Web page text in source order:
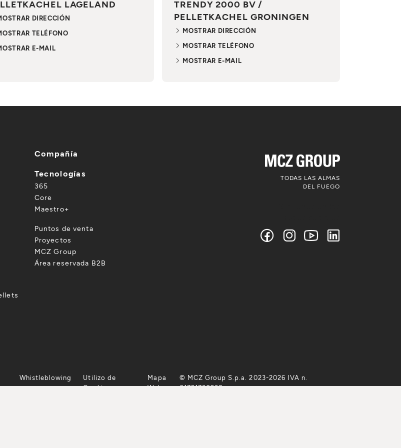
LAGELAND
DIRECCIÓN
TELÉFONO
E-MAIL
TRENDY 2000 BV /
PELLETKACHEL GRONINGEN
MOSTRAR DIRECCIÓN
MOSTRAR TELÉFONO
MOSTRAR E-MAIL
Compañía
Tecnologías
365
Core
Maestro+
Puntos de venta
Proyectos
MCZ Group
Área reservada B2B
TODAS LAS ALMAS
DEL FUEGO
Whistleblowing
Utilizo de
Cookie
Mapa
Web
© MCZ Group S.p.a. 2023-2026 IVA n.
01791730938